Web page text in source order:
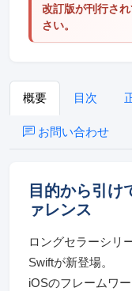
改訂版が刊行さ
さい。
概要 目次
お問い合わせ
目的から引け
ァレンス
ロングセラーシリ
Swiftが新登場。
iOSのフレームワ